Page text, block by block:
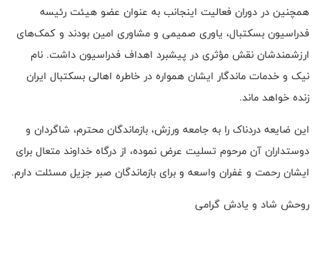
همچنین در دوران فعالیت اینجانب به عنوان عضو هیئت رئیسه
فدراسیون بسکتبال، یاوری صمیمی و مشاوری امین بودند و کمک‌های
ارزشمندشان نقش مؤثری در پیشبرد اهداف فدراسیون داشت. نام
نیک و خدمات ماندگار ایشان همواره در خاطره اهالی بسکتبال ایران
زنده خواهد ماند.
این ضایعه دردناک را به جامعه ورزش، بازماندگان محترم، شاگردان و
دوستداران آن مرحوم تسلیت عرض نموده، از درگاه خداوند متعال برای
ایشان رحمت و غفران واسعه و برای بازماندگان صبر جزیل مسئلت دارم.
روحش شاد و یادش گرامی